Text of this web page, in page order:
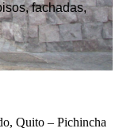
fachadas,
Quito – Pichincha